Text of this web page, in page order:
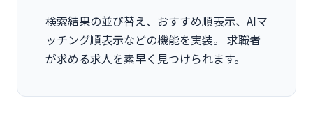
検索結果の並び替え、おすすめ順表示、AIマ
ッチング順表示などの機能を実装。 求職者
が求める求人を素早く見つけられます。